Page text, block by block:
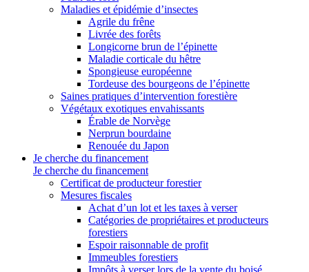
Maladies et épidémie d’insectes
Agrile du frêne
Livrée des forêts
Longicorne brun de l’épinette
Maladie corticale du hêtre
Spongieuse européenne
Tordeuse des bourgeons de l’épinette
Saines pratiques d’intervention forestière
Végétaux exotiques envahissants
Érable de Norvège
Nerprun bourdaine
Renouée du Japon
Je cherche du financement
Je cherche du financement
Certificat de producteur forestier
Mesures fiscales
Achat d’un lot et les taxes à verser
Catégories de propriétaires et producteurs
forestiers
Espoir raisonnable de profit
Immeubles forestiers
Impôts à verser lors de la vente du boisé